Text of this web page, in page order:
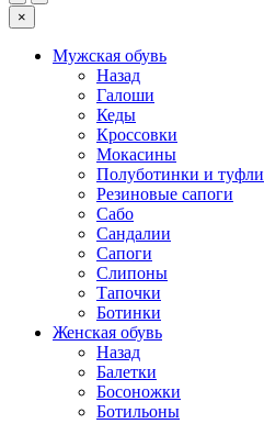
×
Мужская обувь
Назад
Галоши
Кеды
Кроссовки
Мокасины
Полуботинки и туфли
Резиновые сапоги
Сабо
Сандалии
Сапоги
Слипоны
Тапочки
Ботинки
Женская обувь
Назад
Балетки
Босоножки
Ботильоны